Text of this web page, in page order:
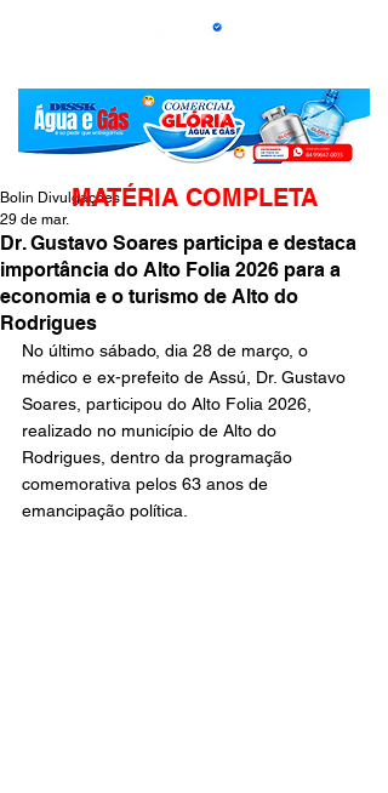
Dr. Gustavo Soares participa e destaca
importância do Alto Folia 2026 para a
economia e o turismo de Alto do
Rodrigues
Bolin Divulgações
29 de mar.
No último sábado, dia 28 de março, o
médico e ex-prefeito de Assú, Dr. Gustavo
Soares, participou do Alto Folia 2026,
realizado no município de Alto do
Rodrigues, dentro da programação
comemorativa pelos 63 anos de
emancipação política.
MATÉRIA COMPLETA